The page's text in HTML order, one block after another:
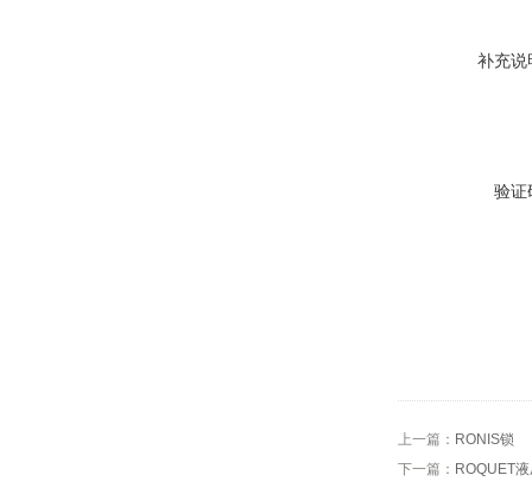
补充说
验证
上一篇： RONIS锁
下一篇： ROQUET